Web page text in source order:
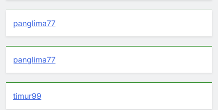
panglima77
panglima77
timur99